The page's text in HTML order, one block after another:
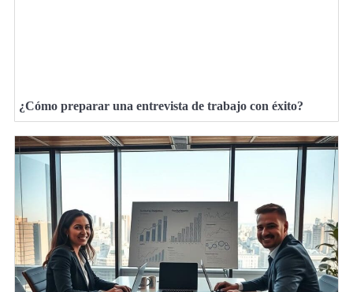
¿Cómo preparar una entrevista de trabajo con éxito?